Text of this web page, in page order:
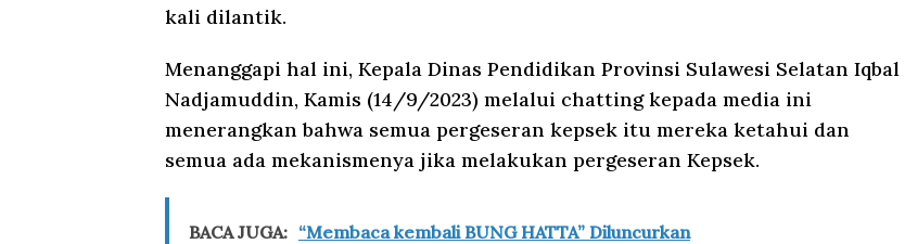
kali dilantik.
Menanggapi hal ini, Kepala Dinas Pendidikan Provinsi Sulawesi Selatan Iqbal
Nadjamuddin, Kamis (14/9/2023) melalui chatting kepada media ini
menerangkan bahwa semua pergeseran kepsek itu mereka ketahui dan
semua ada mekanismenya jika melakukan pergeseran Kepsek.
BACA JUGA: “Membaca kembali BUNG HATTA” Diluncurkan